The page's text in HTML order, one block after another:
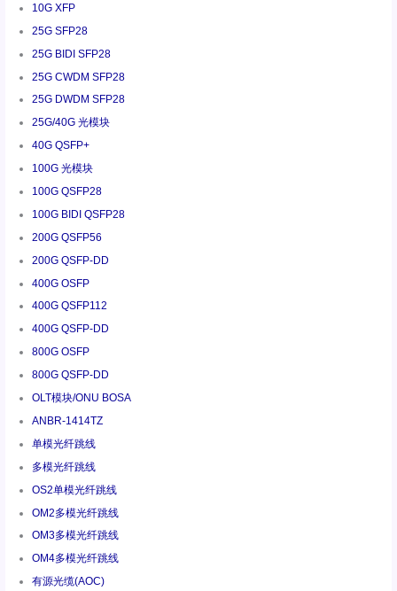
10G XFP
25G SFP28
25G BIDI SFP28
25G CWDM SFP28
25G DWDM SFP28
25G/40G 光模块
40G QSFP+
100G 光模块
100G QSFP28
100G BIDI QSFP28
200G QSFP56
200G QSFP-DD
400G OSFP
400G QSFP112
400G QSFP-DD
800G OSFP
800G QSFP-DD
OLT模块/ONU BOSA
ANBR-1414TZ
单模光纤跳线
多模光纤跳线
OS2单模光纤跳线
OM2多模光纤跳线
OM3多模光纤跳线
OM4多模光纤跳线
有源光缆(AOC)